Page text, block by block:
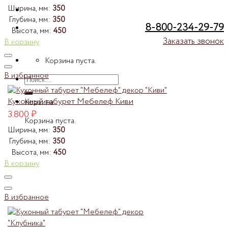
8-800-234-29-79
Заказать звонок
Корзина пуста.
Искать:
Корзина
Корзина пуста.
Ширина, мм: 350
Глубина, мм: 350
Высота, мм: 450
В корзину
В избранное
Кухонный табурет Мебелеф Киви
3.800₽
Ширина, мм: 350
Глубина, мм: 350
Высота, мм: 450
В корзину
В избранное